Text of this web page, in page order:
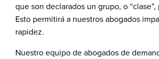
que son declarados un grupo, o
Esto permitirá a nuestros abogados
rapidez.
Nuestro equipo de abogados de